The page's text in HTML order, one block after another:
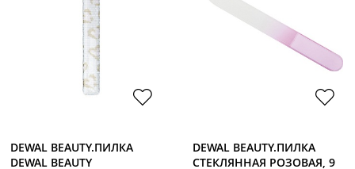
DEWAL BEAUTY.ПИЛКА
DEWAL BEAUTY
DEWAL BEAUTY.ПИЛКА
СТЕКЛЯННАЯ РОЗОВАЯ, 9